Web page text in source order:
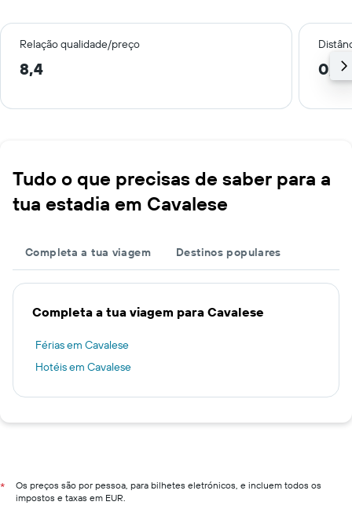
Relação qualidade/preço
8,4 0,5
Tudo o que precisas de saber para a
tua estadia em Cavalese
Completa a tua viagem Destinos populares
Completa a tua viagem para Cavalese
Férias em Cavalese
Hotéis em Cavalese
*
Os preços são por pessoa, para bilhetes eletrónicos, e incluem todos os
impostos e taxas em EUR.